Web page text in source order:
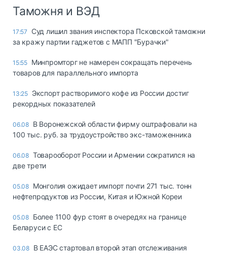
Таможня и ВЭД
17:57
Суд лишил звания инспектора Псковской таможни
за кражу партии гаджетов с МАПП "Бурачки"
15:55 Минпромторг не намерен сокращать перечень
товаров для параллельного импорта
13:25 Экспорт растворимого кофе из России достиг
рекордных показателей
06.08 В Воронежской области фирму оштрафовали на
100 тыс. руб. за трудоустройство экс-таможенника
06.08 Товарооборот России и Армении сократился на
две трети
05.08 Монголия ожидает импорт почти 271 тыс. тонн
нефтепродуктов из России, Китая и Южной Кореи
05.08 Более 1100 фур стоят в очередях на границе
Беларуси с ЕС
03.08 В ЕАЭС стартовал второй этап отслеживания